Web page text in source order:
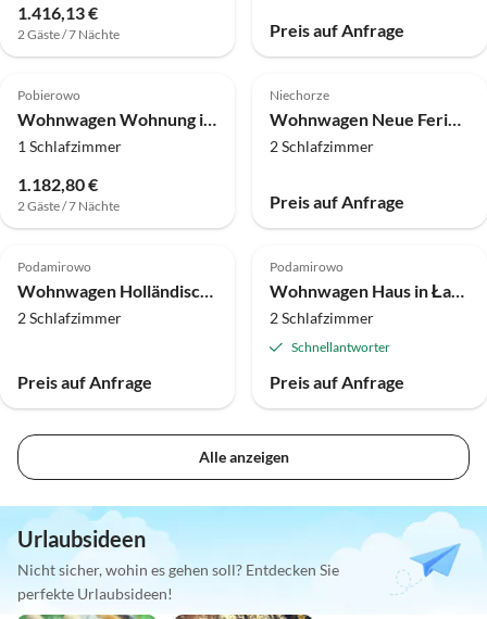
1.416,13 €
2 Gäste / 7 Nächte Preis auf Anfrage
Pobierowo
1 Schlafzimmer
1.182,80 €
2 Gäste / 7 Nächte
Niechorze
2 Schlafzimmer
Preis auf Anfrage
Podamirowo
2 Schlafzimmer
Preis auf Anfrage
Podamirowo
2 Schlafzimmer
Schnellantworter
Preis auf Anfrage
Alle anzeigen
Urlaubsideen
Nicht sicher, wohin es gehen soll? Entdecken Sie
perfekte Urlaubsideen!